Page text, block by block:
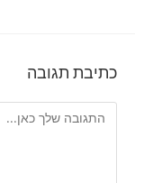
כתיבת תגובה